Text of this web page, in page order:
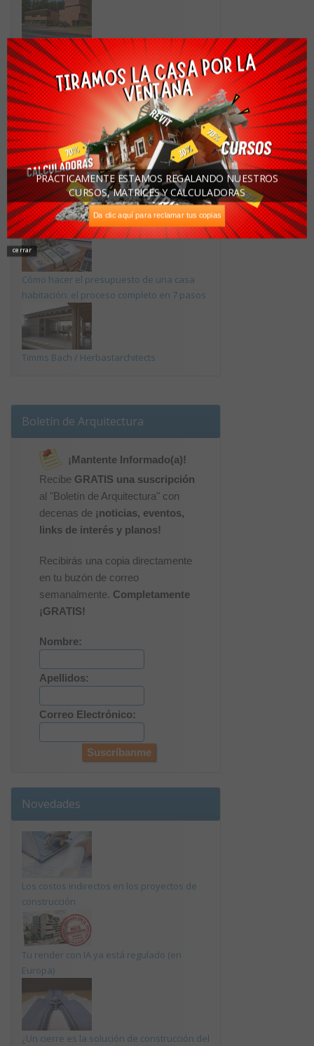
13 edificios, un arquitecto: Alvar Aalto entra
en la lista de la UNESCO
Colombia exporta casas de plástico
reciclado listas en cinco días
La casa sorpresa que se hizo viral
Cómo hacer el presupuesto de una casa
habitación: el proceso completo en 7 pasos
Timms Bach / Herbastarchitects
Boletín de Arquitectura
¡Mantente Informado(a)!
Recibe GRATIS una suscripción
al "Boletín de Arquitectura" con
decenas de ¡noticias, eventos,
links de interés y planos!
Recibirás una copia directamente
en tu buzón de correo
semanalmente. Completamente
¡GRATIS!
Nombre:
Apellidos:
Correo Electrónico:
Novedades
Los costos indirectos en los proyectos de
construcción
Tu render con IA ya está regulado (en
Europa)
¿Un cierre es la solución de construcción del
cerrar
Da clic aquí para reclamar tus copias
PRÁCTICAMENTE ESTAMOS REGALANDO NUESTROS
CURSOS, MATRICES Y CALCULADORAS